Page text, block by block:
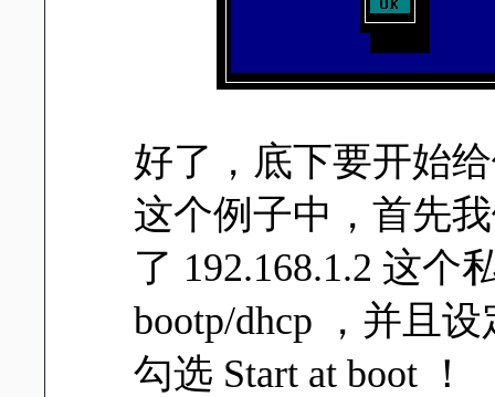
好了，底下要开始
这个例子中，首先
了 192.168.1.2 这个
bootp/dhcp ，并且
勾选 Start at boot ！